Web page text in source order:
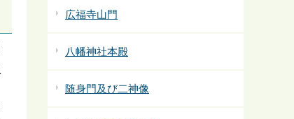
広福寺山門
八幡神社本殿
随身門及び二神像